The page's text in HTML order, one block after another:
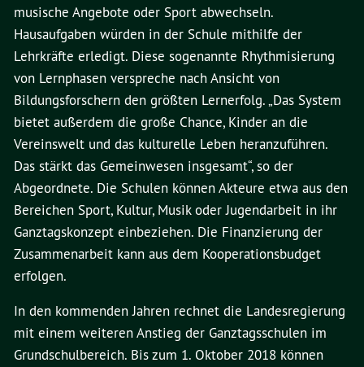
musische Angebote oder Sport abwechseln.
Hausaufgaben würden in der Schule mithilfe der
Lehrkräfte erledigt. Diese sogenannte Rhythmisierung
von Lernphasen verspreche nach Ansicht von
Bildungsforschern den größten Lernerfolg. „Das System
bietet außerdem die große Chance, Kinder an die
Vereinswelt und das kulturelle Leben heranzuführen.
Das stärkt das Gemeinwesen insgesamt“, so der
Abgeordnete. Die Schulen können Akteure etwa aus den
Bereichen Sport, Kultur, Musik oder Jugendarbeit in ihr
Ganztagskonzept einbeziehen. Die Finanzierung der
Zusammenarbeit kann aus dem Kooperationsbudget
erfolgen.
In den kommenden Jahren rechnet die Landesregierung
mit einem weiteren Anstieg der Ganztagsschulen im
Grundschulbereich. Bis zum 1. Oktober 2018 können